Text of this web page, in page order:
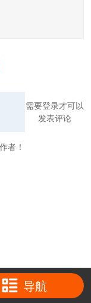
需要登录才可以
发表评论
者！
导航